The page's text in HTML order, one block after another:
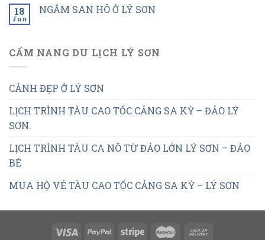
18
Jun
NGẮM SAN HÔ Ở LÝ SƠN
CẨM NANG DU LỊCH LÝ SƠN
CẢNH ĐẸP Ở LÝ SƠN
LỊCH TRÌNH TÀU CAO TỐC CẢNG SA KỲ – ĐẢO LÝ
SƠN.
LỊCH TRÌNH TÀU CA NÔ TỪ ĐẢO LỚN LÝ SƠN – ĐẢO
BÉ
MUA HỘ VÉ TÀU CAO TỐC CẢNG SA KỲ – LÝ SƠN